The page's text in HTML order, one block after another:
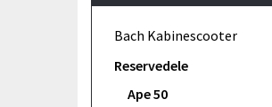
Bach Kabinescooter
Reservedele
Ape 50